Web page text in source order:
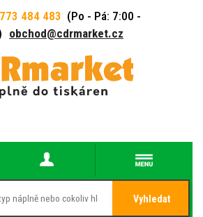
484 483 (Po - Pá: 7:00 -
obchod@cdrmarket.cz
Vyhledat